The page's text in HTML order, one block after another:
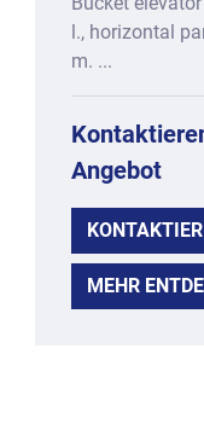
l., horizontal
m. ...
Angebot
MEHR